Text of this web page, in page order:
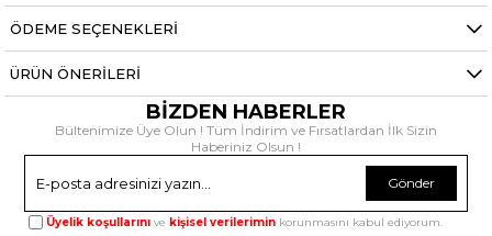
ÖDEME SEÇENEKLERI
ÜRÜN ÖNERILERI
BİZDEN HABERLER
Bültenimize Üye Olun ! Tüm İndirim ve Fırsatlardan İlk Sizin
Haberiniz Olsun !
Gönder
Üyelik koşullarını ve kişisel verilerimin korunmasını kabul ediyorum.